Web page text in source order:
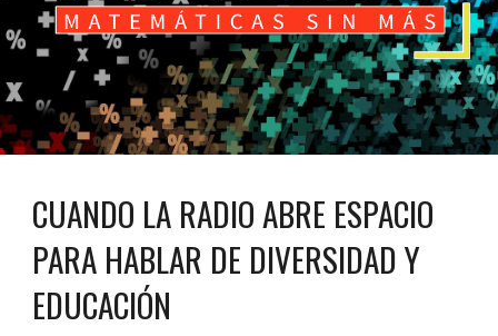
CUANDO LA RADIO ABRE ESPACIO
PARA HABLAR DE DIVERSIDAD Y
EDUCACIÓN